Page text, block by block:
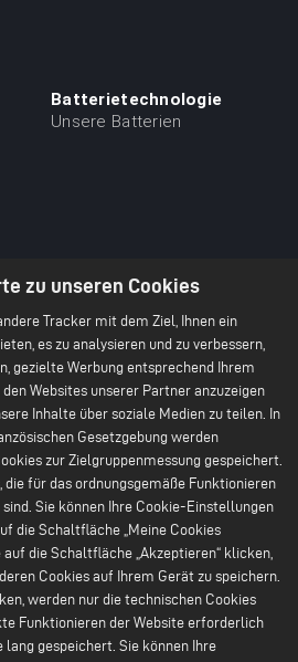
zu unseren Cookies
Tracker mit dem Ziel, Ihnen ein
es zu analysieren und zu verbessern,
gezielte Werbung entsprechend Ihrem
Websites unserer Partner anzuzeigen
Inhalte über soziale Medien zu teilen. In
Gesetzgebung werden
zur Zielgruppenmessung gespeichert.
die für das ordnungsgemäße Funktionieren
Sie können Ihre Cookie-Einstellungen
die Schaltfläche „Meine Cookies
die Schaltfläche „Akzeptieren“ klicken,
Cookies auf Ihrem Gerät zu speichern.
werden nur die technischen Cookies
Funktionieren der Website erforderlich
lang gespeichert. Sie können Ihre
Batterietechnologie
Unsere Batterien
Vision
Nachhaltige Lieferketten
Ethische
Geschäftsgrundlage
Umweltschutz
Unser CSR-Bericht 2024
Ressourcen
Alles über Batterien
Weißbücher
Kommen Sie zu uns
Initiativbewerbung
Kommen Sie zu uns
Stellenangebote
Warum bei uns
mitmachen?